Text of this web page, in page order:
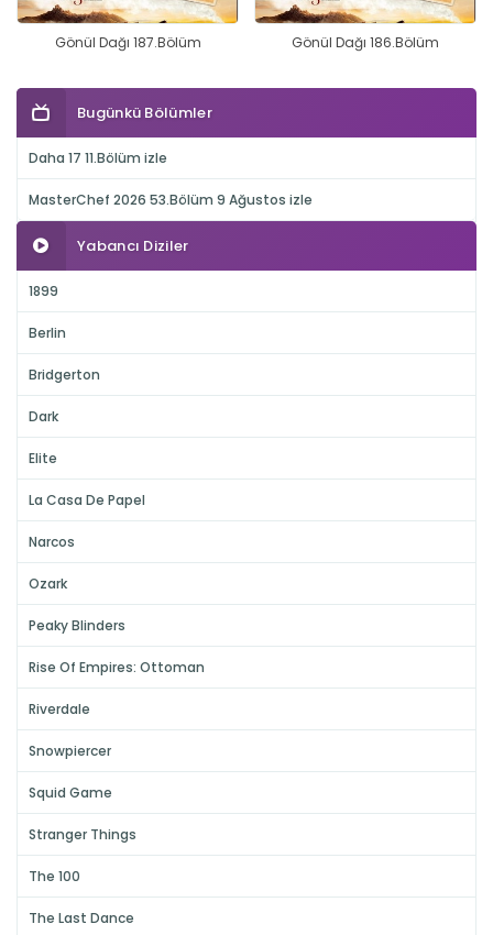
Gönül Dağı 187.Bölüm Gönül Dağı 186.Bölüm
Bugünkü Bölümler
Daha 17 11.Bölüm izle
MasterChef 2026 53.Bölüm 9 Ağustos izle
Yabancı Diziler
1899
Berlin
Bridgerton
Dark
Elite
La Casa De Papel
Narcos
Ozark
Peaky Blinders
Rise Of Empires: Ottoman
Riverdale
Snowpiercer
Squid Game
Stranger Things
The 100
The Last Dance